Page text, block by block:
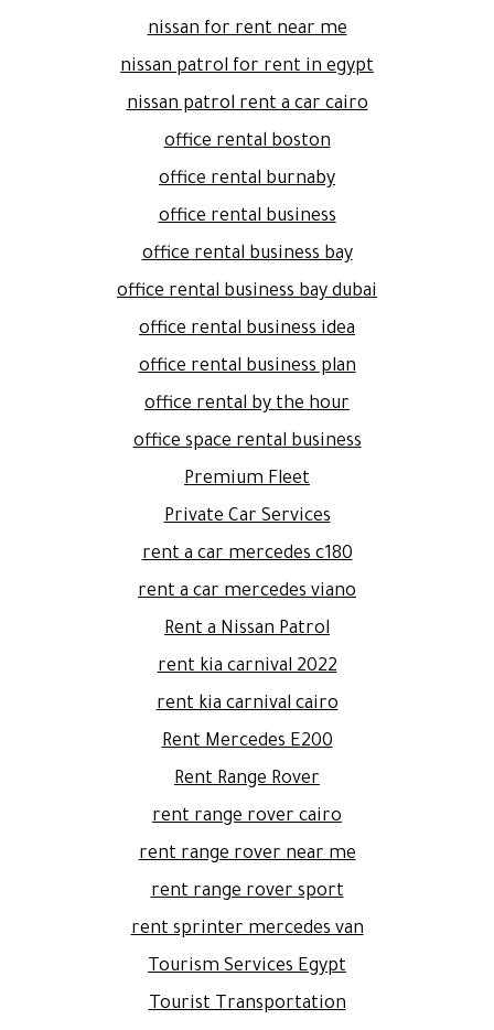
nissan for rent near me
nissan patrol for rent in egypt
nissan patrol rent a car cairo
office rental boston
office rental burnaby
office rental business
office rental business bay
office rental business bay dubai
office rental business idea
office rental business plan
office rental by the hour
office space rental business
Premium Fleet
Private Car Services
rent a car mercedes c180
rent a car mercedes viano
Rent a Nissan Patrol
rent kia carnival 2022
rent kia carnival cairo
Rent Mercedes E200
Rent Range Rover
rent range rover cairo
rent range rover near me
rent range rover sport
rent sprinter mercedes van
Tourism Services Egypt
Tourist Transportation